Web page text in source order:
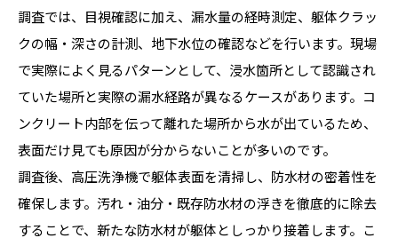
調査では、目視確認に加え、漏水量の経時測定、躯体クラッ
クの幅・深さの計測、地下水位の確認などを行います。現場
で実際によく見るパターンとして、浸水箇所として認識され
ていた場所と実際の漏水経路が異なるケースがあります。コ
ンクリート内部を伝って離れた場所から水が出ているため、
表面だけ見ても原因が分からないことが多いのです。
調査後、高圧洗浄機で躯体表面を清掃し、防水材の密着性を
確保します。汚れ・油分・既存防水材の浮きを徹底的に除去
することで、新たな防水材が躯体としっかり接着します。こ